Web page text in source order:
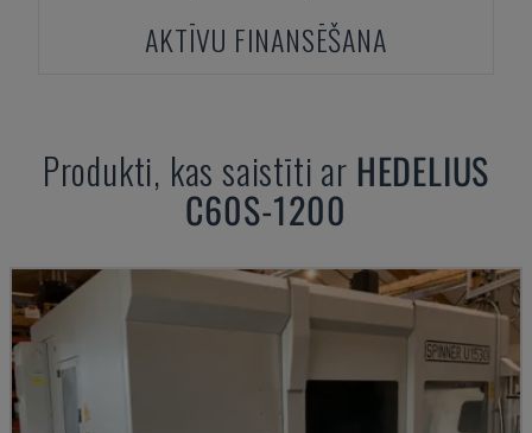
AKTĪVU FINANSĒŠANA
Produkti, kas saistīti ar HEDELIUS
C60S-1200